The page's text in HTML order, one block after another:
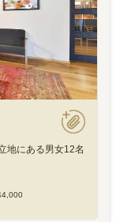
地にある男女12名